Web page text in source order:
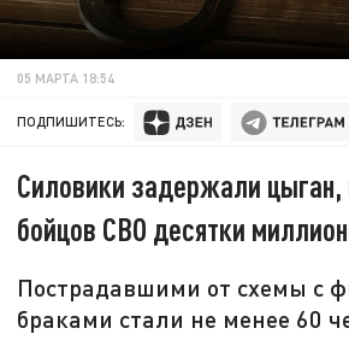
05 МАРТА 18:54
ПОДПИШИТЕСЬ:
Силовики задержали цыган,
бойцов СВО десятки
Пострадавшими от схемы с
браками стали не менее 60